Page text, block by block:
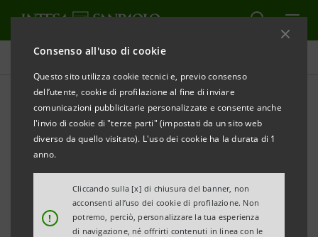
Consenso all'uso di cookie
Questo sito utilizza cookie tecnici e, previo consenso
dell’utente, cookie di profilazione al fine di inviare
comunicazioni pubblicitarie personalizzate e consente anche
l'invio di cookie di "terze parti" (impostati da un sito web
diverso da quello visitato). L'uso dei cookie ha la durata di 1
anno.
!
Cliccando sulla [x] di chiusura del banner, non
acconsenti all’uso dei cookie di profilazione. Non
potremo, perciò, personalizzare la tua esperienza
di navigazione, né offrirti contenuti in linea con le
Comunicati stampa
STAMPA AGGIORNA
COMUNICATO STAMPA
INTESA SANPAOLO: I FINALISTI DI X FACTOR 2019
IN CONCERTO NELLA FILIALE MILANESE DI PIAZZA
CORDUSIO